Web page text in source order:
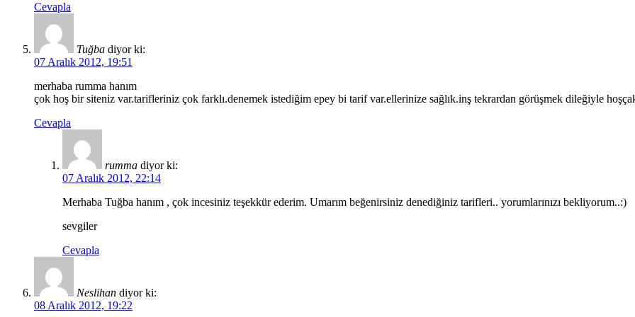
Cevapla
Tuğba diyor ki:
07 Aralık 2012, 19:51
merhaba rumma hanım
çok hoş bir siteniz var.tarifleriniz çok farklı.denemek istediğim epey bi tarif var.ellerinize sağlık.inş tekrardan görüşmek dileğiyle
Cevapla
rumma diyor ki:
07 Aralık 2012, 22:14
Merhaba Tuğba hanım , çok incesiniz teşekkür ederim. Umarım beğenirsiniz denediğiniz tarifleri.. yorumlarınızı bekliyorum..:)
sevgiler
Cevapla
Neslihan diyor ki:
08 Aralık 2012, 19:22